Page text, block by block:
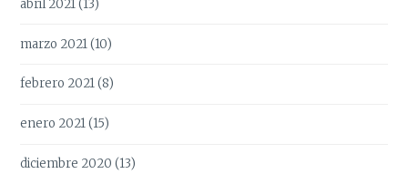
abril 2021(13)
marzo 2021(10)
febrero 2021(8)
enero 2021(15)
diciembre 2020 (13)